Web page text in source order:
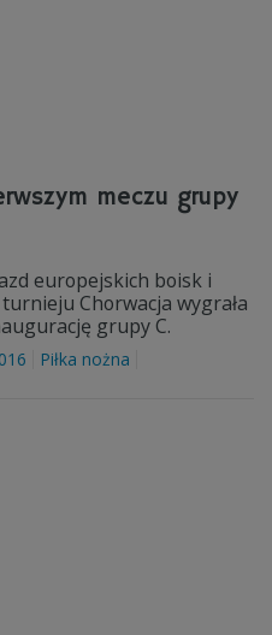
meczu grupy
europejskich boisk i
Chorwacja wygrała
grupy C.
Piłka nożna